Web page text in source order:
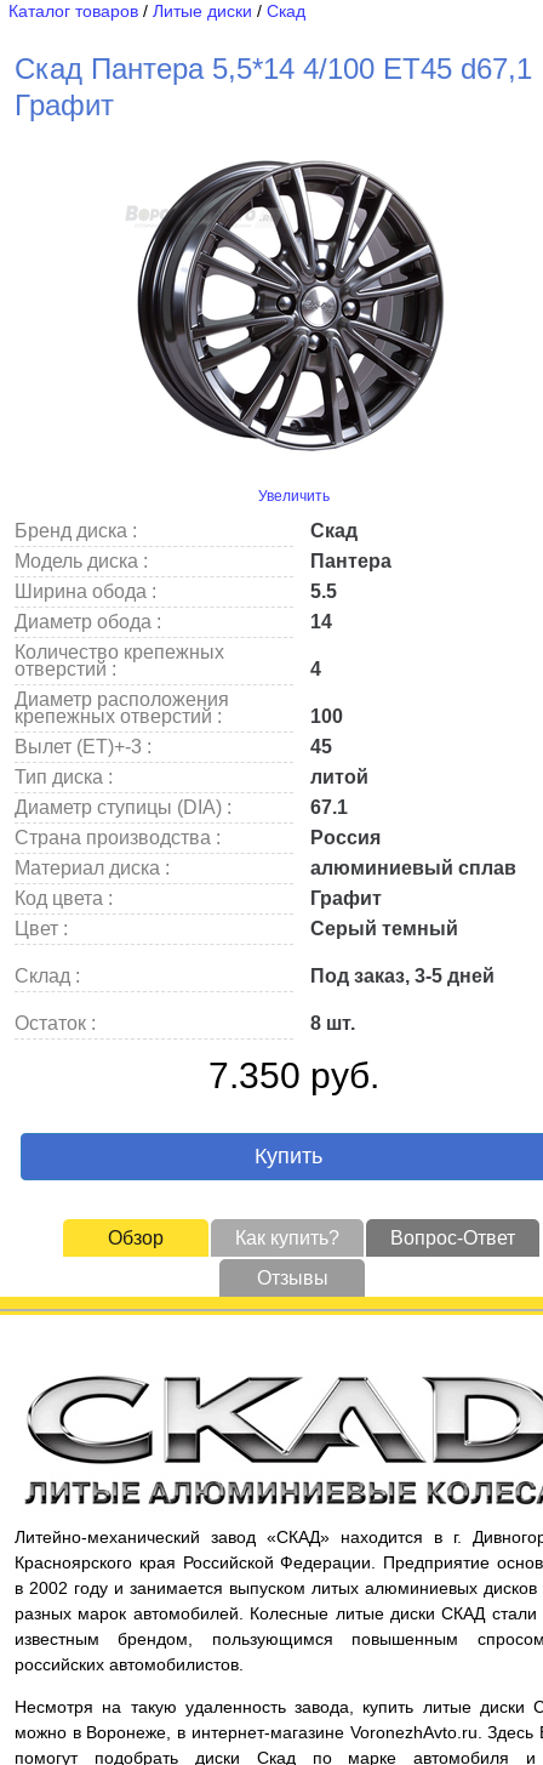
Каталог товаров / Литые диски / Скад
Скад Пантера 5,5*14 4/100 ET45 d67,1
Графит
Увеличить
Бренд диска :
Скад
Модель диска :
Пантера
Ширина обода :
5.5
Диаметр обода :
14
Количество крепежных
отверстий :
4
Диаметр расположения
крепежных отверстий :
100
Вылет (ET)+-3 :
45
Тип диска :
литой
Диаметр ступицы (DIA) :
67.1
Страна производства :
Россия
Материал диска :
алюминиевый сплав
Код цвета :
Графит
Цвет :
Серый темный
Склад : Под заказ, 3-5 дней
Остаток : 8 шт.
7.350 руб.
Купить
Обзор Как купить?
Вопрос-Ответ
Отзывы
Литейно-механический завод «СКАД» находится в г.
Красноярского края Российской Федерации. Предприятие
в 2002 году и занимается выпуском литых алюминиевых дисков
разных марок автомобилей. Колесные литые диски СКАД стали
известным брендом, пользующимся повышенным
российских автомобилистов.
Несмотря на такую удаленность завода, купить литые диски
можно в Воронеже, в интернет-магазине VoronezhAvto.ru. Здесь
помогут подобрать диски Скад по марке автомобиля